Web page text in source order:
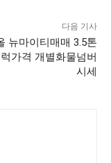
다음 기사
뉴마이티매매 3.5톤
가격 개별화물넘버
시세